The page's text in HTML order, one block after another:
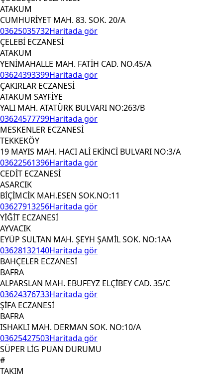
ATAKUM
CUMHURİYET MAH. 83. SOK. 20/A
03625035732Haritada gör
ÇELEBİ ECZANESİ
ATAKUM
YENİMAHALLE MAH. FATİH CAD. NO.45/A
03624393399Haritada gör
ÇAKIRLAR ECZANESİ
ATAKUM SAYFİYE
YALI MAH. ATATÜRK BULVARI NO:263/B
03624577799Haritada gör
MESKENLER ECZANESİ
TEKKEKÖY
19 MAYIS MAH. HACI ALİ EKİNCİ BULVARI NO:3/A
03622561396Haritada gör
CEDİT ECZANESİ
ASARCIK
BİÇİMCİK MAH.ESEN SOK.NO:11
03627913256Haritada gör
YİĞİT ECZANESİ
AYVACIK
EYÜP SULTAN MAH. ŞEYH ŞAMİL SOK. NO:1AA
03628132140Haritada gör
BAHÇELER ECZANESİ
BAFRA
ALPARSLAN MAH. EBUFEYZ ELÇİBEY CAD. 35/C
03624376733Haritada gör
ŞİFA ECZANESİ
BAFRA
ISHAKLI MAH. DERMAN SOK. NO:10/A
03625427503Haritada gör
SÜPER LİG PUAN DURUMU
#
TAKIM